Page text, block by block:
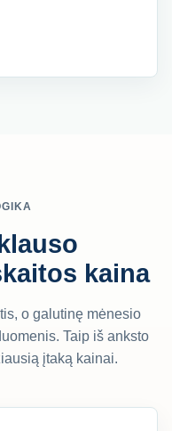
kaina
o galutinę mėnesio
Taip iš anksto
įtaką kainai.